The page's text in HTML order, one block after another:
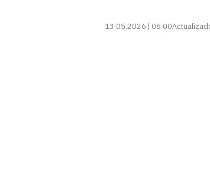
13.05.2026 | 06:00